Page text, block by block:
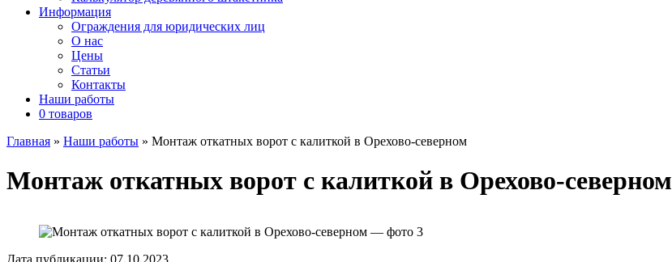
Информация
Ограждения для юридических лиц
О нас
Цены
Статьи
Контакты
Наши работы
0 товаров
Главная » Наши работы » Монтаж откатных ворот с калиткой в Орехово-северном
Монтаж откатных ворот с калиткой в Орехово-северном